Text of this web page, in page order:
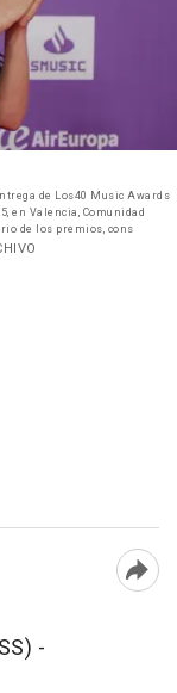
de Los40 Music Awards
en Valencia, Comunidad
de los premios, cons
-